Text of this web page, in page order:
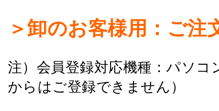
＞卸のお客様用：ご注
注）会員登録対応機種：パソ
からはご登録できません）